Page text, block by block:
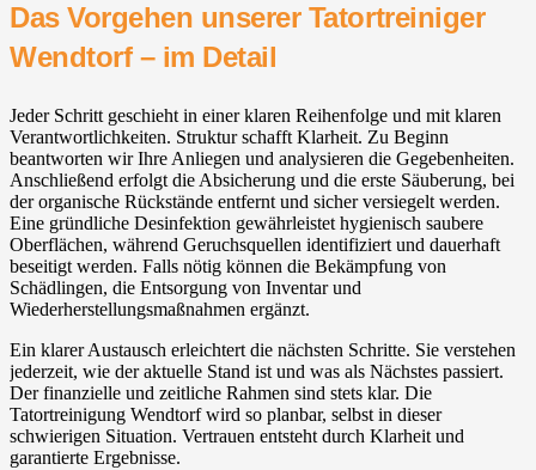
Das Vorgehen unserer Tatortreiniger
Wendtorf – im Detail
Jeder Schritt geschieht in einer klaren Reihenfolge und mit klaren
Verantwortlichkeiten. Struktur schafft Klarheit. Zu Beginn
beantworten wir Ihre Anliegen und analysieren die Gegebenheiten.
Anschließend erfolgt die Absicherung und die erste Säuberung, bei
der organische Rückstände entfernt und sicher versiegelt werden.
Eine gründliche Desinfektion gewährleistet hygienisch saubere
Oberflächen, während Geruchsquellen identifiziert und dauerhaft
beseitigt werden. Falls nötig können die Bekämpfung von
Schädlingen, die Entsorgung von Inventar und
Wiederherstellungsmaßnahmen ergänzt.
Ein klarer Austausch erleichtert die nächsten Schritte. Sie verstehen
jederzeit, wie der aktuelle Stand ist und was als Nächstes passiert.
Der finanzielle und zeitliche Rahmen sind stets klar. Die
Tatortreinigung Wendtorf wird so planbar, selbst in dieser
schwierigen Situation. Vertrauen entsteht durch Klarheit und
garantierte Ergebnisse.